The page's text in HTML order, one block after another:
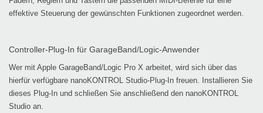
effektive Steuerung der gewünschten Funktionen zugeordnet werden.
Controller-Plug-In für GarageBand/Logic-Anwender
Wer mit Apple GarageBand/Logic Pro X arbeitet, wird sich über das
hierfür verfügbare nanoKONTROL Studio-Plug-In freuen. Installieren Sie
dieses Plug-In und schließen Sie anschließend den nanoKONTROL
Studio an.